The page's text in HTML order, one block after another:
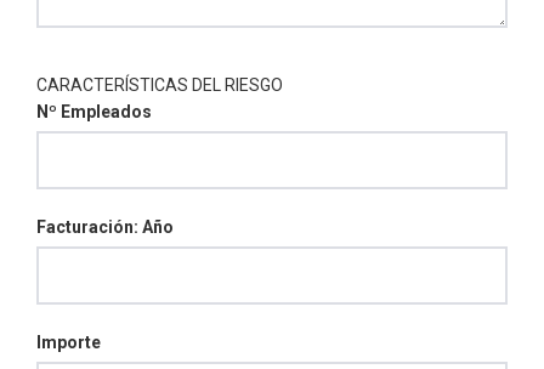
CARACTERÍSTICAS DEL RIESGO
Nº Empleados
Facturación: Año
Importe